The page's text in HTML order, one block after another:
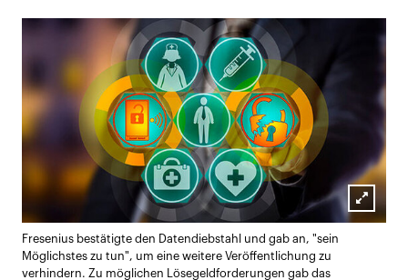
Lightbox
Fresenius bestätigte den Datendiebstahl und gab an, "sein
Möglichstes zu tun", um eine weitere Veröffentlichung zu
verhindern. Zu möglichen Lösegeldforderungen gab das